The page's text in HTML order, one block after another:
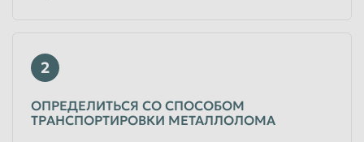
2
ОПРЕДЕЛИТЬСЯ СО СПОСОБОМ
ТРАНСПОРТИРОВКИ МЕТАЛЛОЛОМА